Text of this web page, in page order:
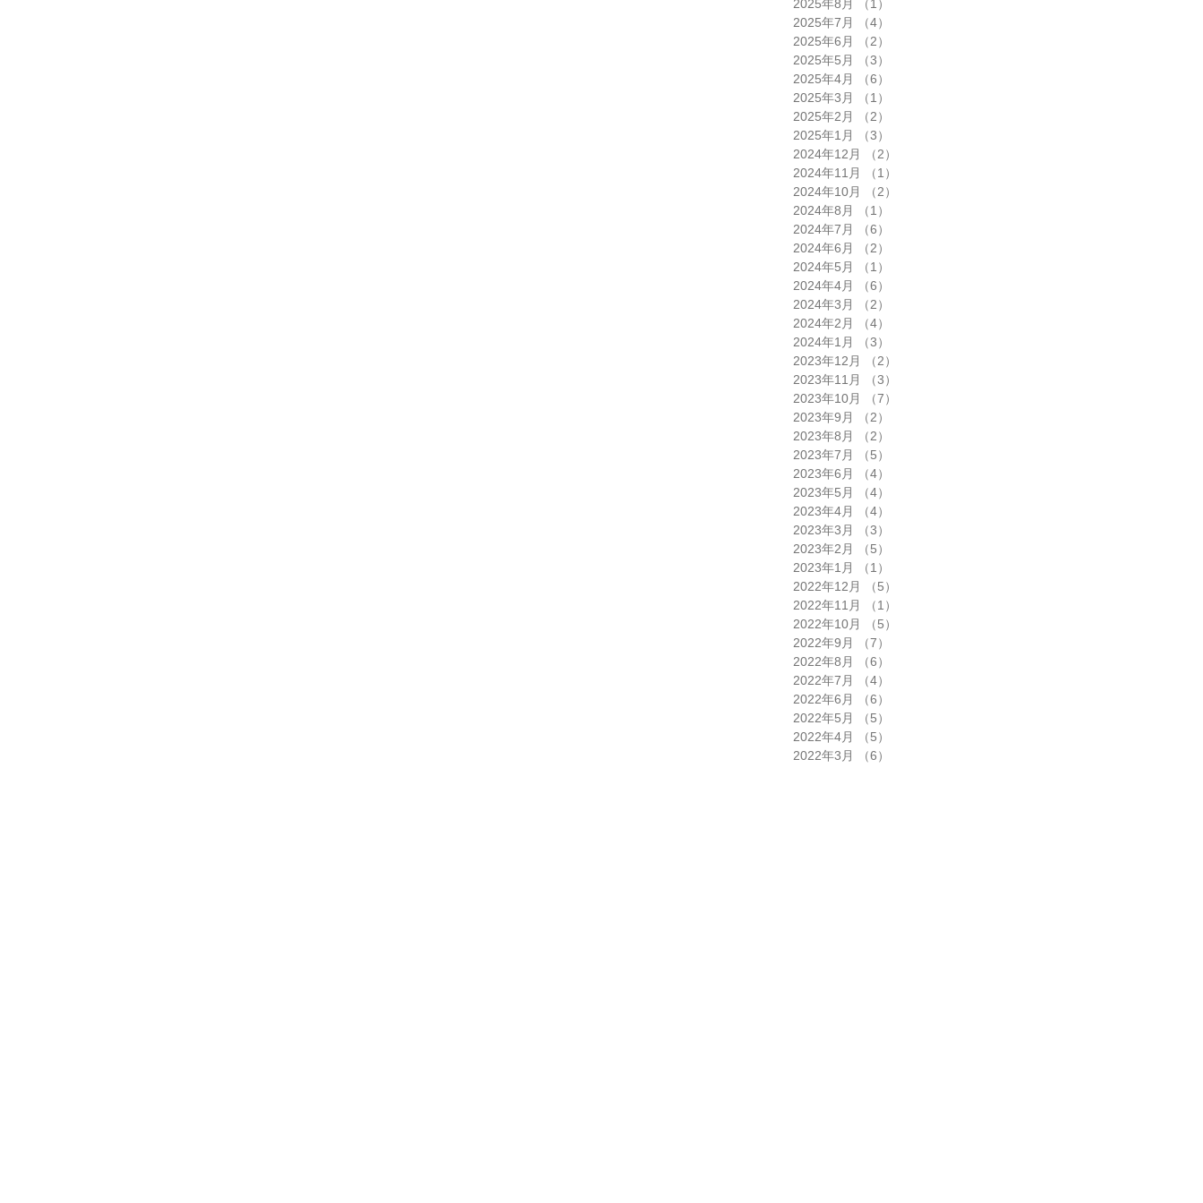
2025年8月
（1）
2025年7月
（4）
2025年6月
（2）
2025年5月
（3）
2025年4月
（6）
2025年3月
（1）
2025年2月
（2）
2025年1月
（3）
2024年12月
（2）
2024年11月
（1）
2024年10月
（2）
2024年8月
（1）
2024年7月
（6）
2024年6月
（2）
2024年5月
（1）
2024年4月
（6）
2024年3月
（2）
2024年2月
（4）
2024年1月
（3）
2023年12月
（2）
2023年11月
（3）
2023年10月
（7）
2023年9月
（2）
2023年8月
（2）
2023年7月
（5）
2023年6月
（4）
2023年5月
（4）
2023年4月
（4）
2023年3月
（3）
2023年2月
（5）
2023年1月
（1）
2022年12月
（5）
2022年11月
（1）
2022年10月
（5）
2022年9月
（7）
2022年8月
（6）
2022年7月
（4）
2022年6月
（6）
2022年5月
（5）
2022年4月
（5）
2022年3月
（6）